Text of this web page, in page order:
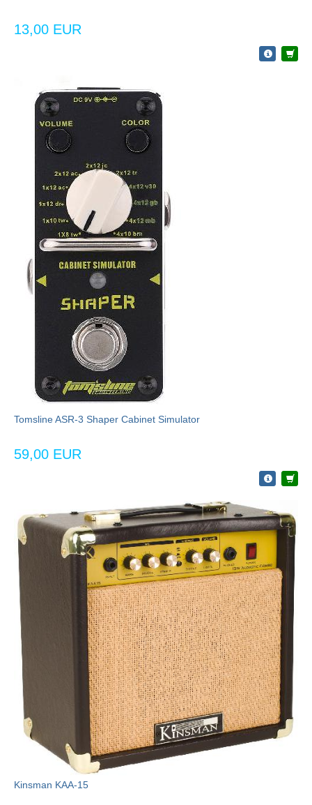
13,00 EUR
Tomsline ASR-3 Shaper Cabinet Simulator
59,00 EUR
Kinsman KAA-15